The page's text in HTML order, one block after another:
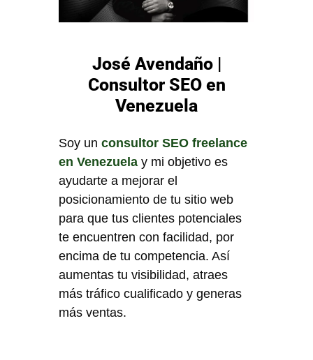
José Avendaño |
Consultor SEO en
Venezuela
Soy un consultor SEO freelance
en Venezuela y mi objetivo es
ayudarte a mejorar el
posicionamiento de tu sitio web
para que tus clientes potenciales
te encuentren con facilidad, por
encima de tu competencia. Así
aumentas tu visibilidad, atraes
más tráfico cualificado y generas
más ventas.